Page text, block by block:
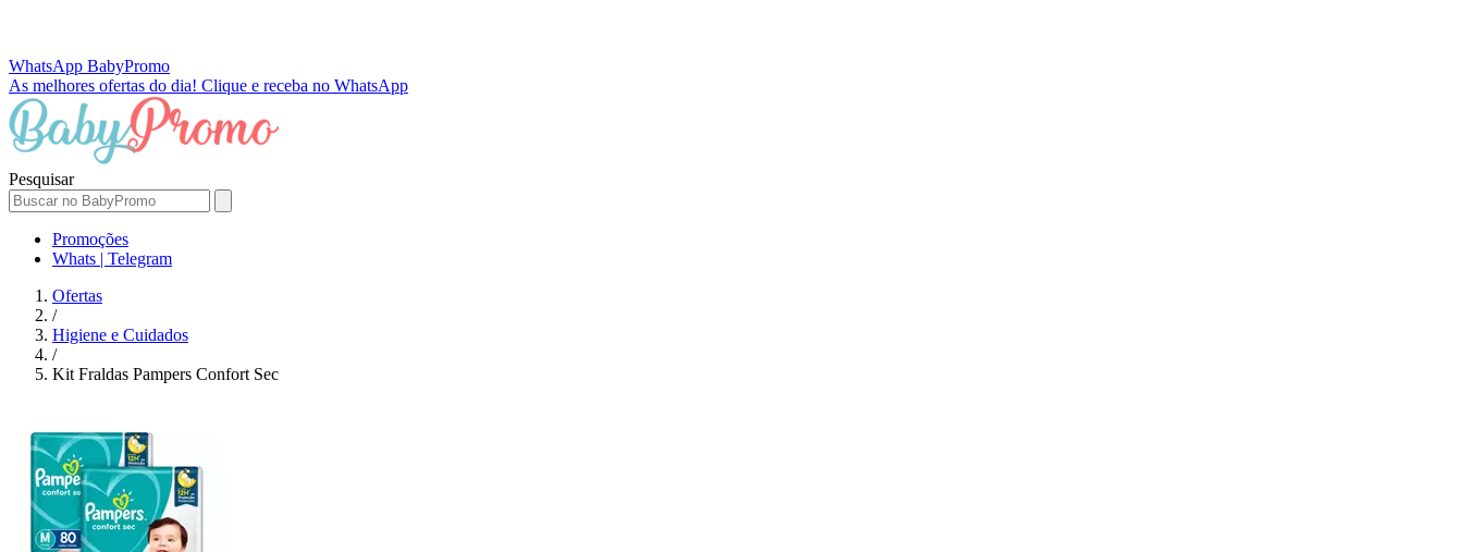
WhatsApp BabyPromo
As melhores ofertas do dia! Clique e receba no WhatsApp
Pesquisar
Promoções
Whats | Telegram
Ofertas
/
Higiene e Cuidados
/
Kit Fraldas Pampers Confort Sec